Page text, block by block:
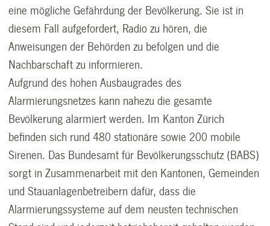
eine mögliche Gefährdung der Bevölkerung. Sie ist in
diesem Fall aufgefordert, Radio zu hören, die
Anweisungen der Behörden zu befolgen und die
Nachbarschaft zu informieren.
Aufgrund des hohen Ausbaugrades des
Alarmierungsnetzes kann nahezu die gesamte
Bevölkerung alarmiert werden. Im Kanton Zürich
befinden sich rund 480 stationäre sowie 200 mobile
Sirenen. Das Bundesamt für Bevölkerungsschutz (BABS)
sorgt in Zusammenarbeit mit den Kantonen, Gemeinden
und Stauanlagenbetreibern dafür, dass die
Alarmierungssysteme auf dem neusten technischen